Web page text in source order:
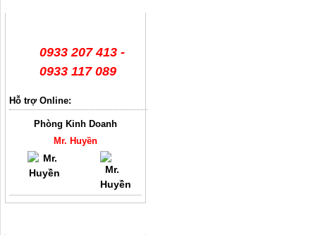
0933 207 413 -
0933 117 089
Hỗ trợ Online:
Phòng Kinh Doanh
Mr. Huyền